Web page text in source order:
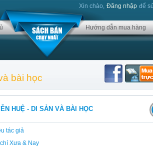
Xin chào, Đăng nhập để
Hướng dẫn mua hàng
bài học
HUỆ - DI SẢN VÀ BÀI HỌC
tác giả
Xưa & Nay